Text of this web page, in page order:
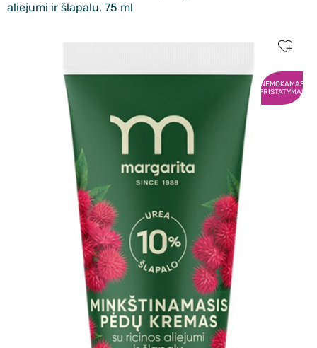
aliejumi ir šlapalu, 75 ml
NEMOKAMAS
PRISTATYMAS